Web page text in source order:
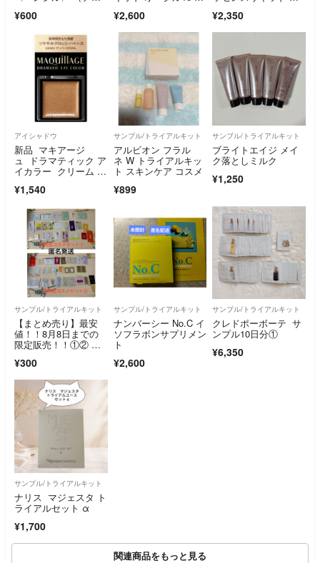
ジ） BR711
¥600 ¥2,600 0(25ml)
¥2,350
アイシャドウ
新品 マキアージ
ュ ドラマティック ア
イカラー クリーム G
ル ドラマティックア
ベース
¥1,540
サンプル/トライアルキット
アルビオン フラル
ネ W トライアルキッ
ト スキンケア コスメ
¥899
サンプル/トライアルキット
ブライトエイジ メイ
ク落としミルク
¥1,250
サンプル/トライアルキット
【まとめ売り】最安
値！！8月8日までの
限定販売！！①② 試
美容液・クリーム(乳
液)のスキンケアお試
¥300
サンプル/トライアルキット
ナンバーシー No.C イ
ソフラボンサプリメン
ト
¥2,600
サンプル/トライアルキット
クレドポーボーテ サ
ンプル10日分①
¥6,350
サンプル/トライアルキット
ナリス マジェスタ ト
ライアルセット α
¥1,700
関連商品をもっと見る